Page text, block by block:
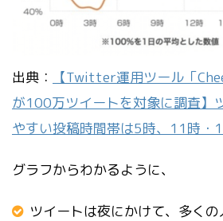
出典：
【Twitter運用ツール「
が100万ツイートを対象に調査】
やすい投稿時間帯は5時、11時・
グラフからわかるように、
ツイートは夜にかけて、多く